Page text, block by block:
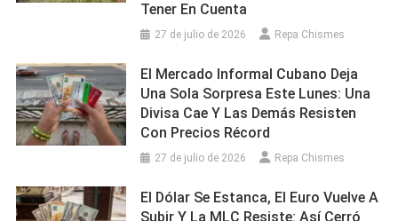
Tener En Cuenta
27 de julio de 2026 Repa Chismes
El Mercado Informal Cubano Deja
Una Sola Sorpresa Este Lunes: Una
Divisa Cae Y Las Demás Resisten
Con Precios Récord
27 de julio de 2026 Repa Chismes
El Dólar Se Estanca, El Euro Vuelve A
Subir Y La MLC Resiste: Así Cerró